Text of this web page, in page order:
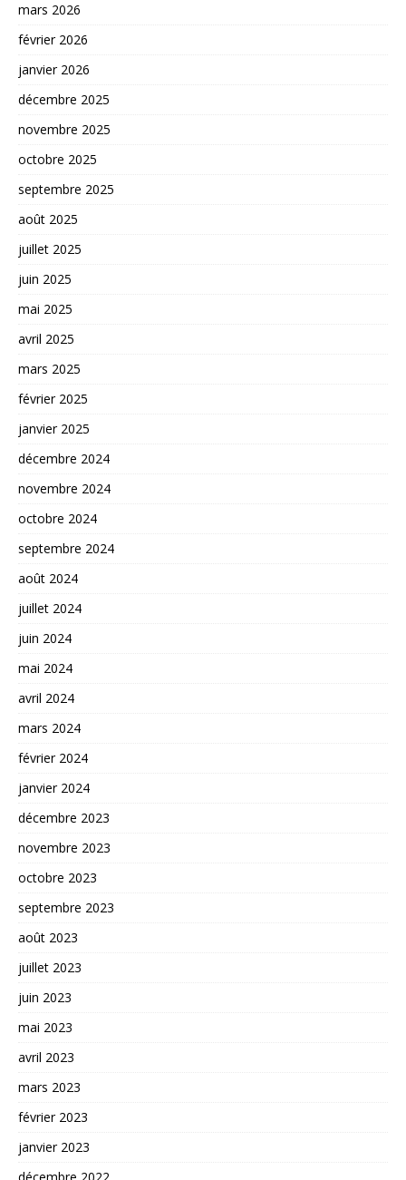
mars 2026
février 2026
janvier 2026
décembre 2025
novembre 2025
octobre 2025
septembre 2025
août 2025
juillet 2025
juin 2025
mai 2025
avril 2025
mars 2025
février 2025
janvier 2025
décembre 2024
novembre 2024
octobre 2024
septembre 2024
août 2024
juillet 2024
juin 2024
mai 2024
avril 2024
mars 2024
février 2024
janvier 2024
décembre 2023
novembre 2023
octobre 2023
septembre 2023
août 2023
juillet 2023
juin 2023
mai 2023
avril 2023
mars 2023
février 2023
janvier 2023